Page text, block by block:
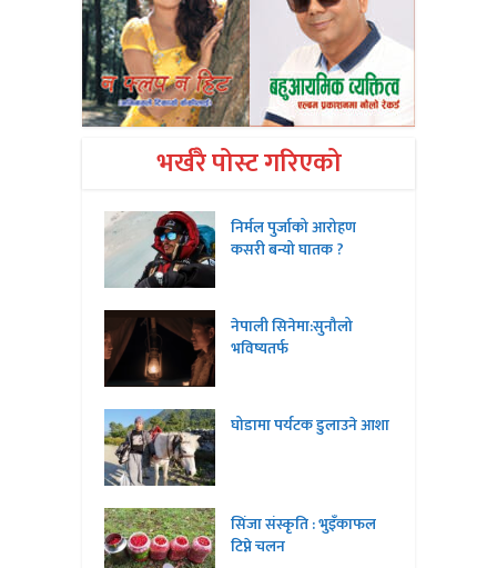
भर्खरै पोस्ट गरिएको
निर्मल पुर्जाको आरोहण
कसरी बन्यो घातक ?
नेपाली सिनेमा:सुनौलो
भविष्यतर्फ
घोडामा पर्यटक डुलाउने आशा
सिंजा संस्कृति : भुइँकाफल
टिप्ने चलन